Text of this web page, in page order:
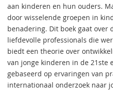
aan kinderen en hun ouders.
door wisselende groepen in
benadering. Dit boek gaat over
liefdevolle professionals die
biedt een theorie over
van jonge kinderen in de 21ste
gebaseerd op ervaringen van
internationaal onderzoek naar